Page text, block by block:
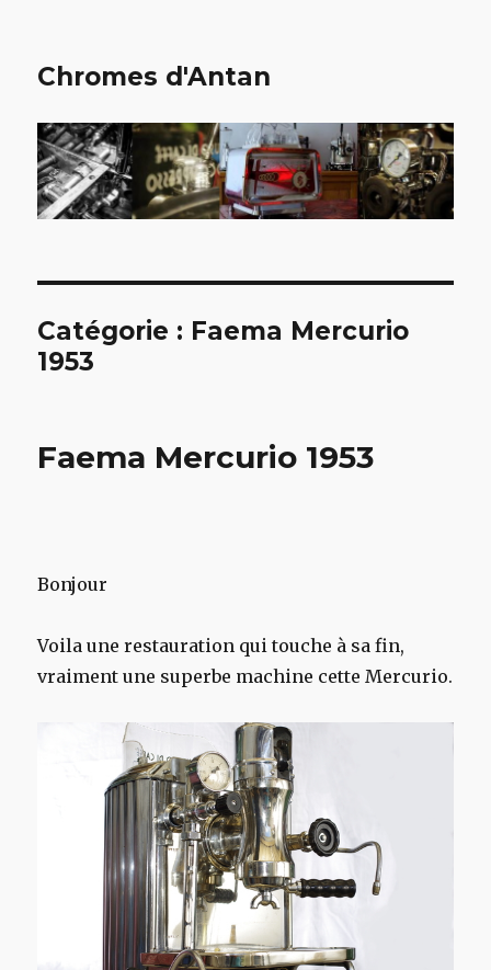
Chromes d'Antan
Catégorie : Faema Mercurio
1953
Faema Mercurio 1953
Bonjour
Voila une restauration qui touche à sa fin,
vraiment une superbe machine cette Mercurio.